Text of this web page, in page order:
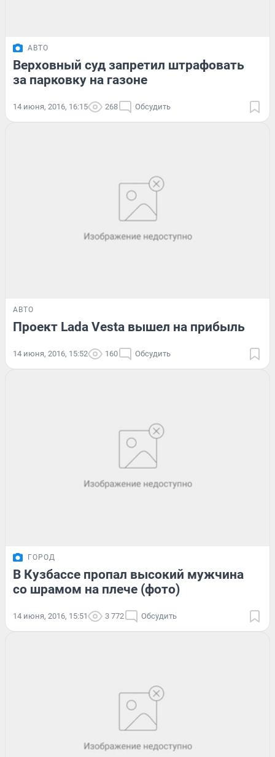
АВТО
Верховный суд запретил штрафовать
за парковку на газоне
14 июня, 2016, 16:15 268 Обсудить
АВТО
Проект Lada Vesta вышел на прибыль
14 июня, 2016, 15:52 160 Обсудить
ГОРОД
В Кузбассе пропал высокий мужчина
со шрамом на плече (фото)
14 июня, 2016, 15:51 3 772 Обсудить